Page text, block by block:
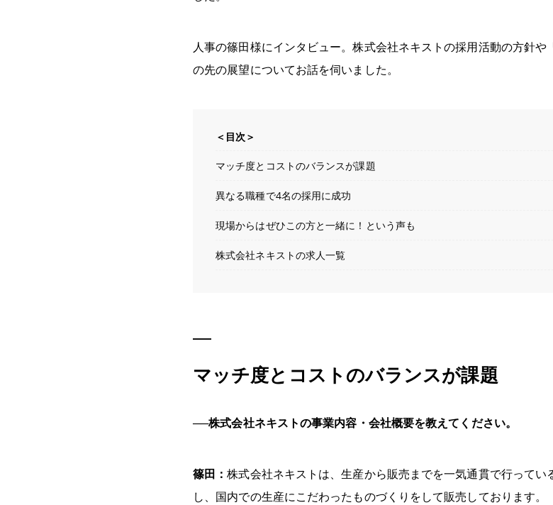
人事の篠田様にインタビュー。株式会社ネキストの採用活動の方針や
の先の展望についてお話を伺いました。
＜目次＞
マッチ度とコストのバランスが課題
異なる職種で4名の採用に成功
現場からはぜひこの方と一緒に！という声も
株式会社ネキストの求人一覧
マッチ度とコストのバランスが課題
──株式会社ネキストの事業内容・会社概要を教えてください。
篠田：株式会社ネキストは、生産から販売までを一気通貫で行って
し、国内での生産にこだわったものづくりをして販売しております。